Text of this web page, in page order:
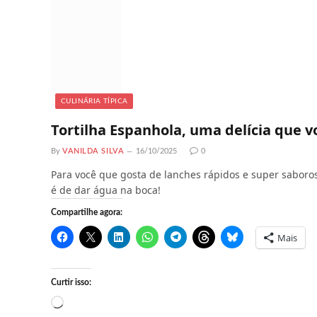
CULINÁRIA TÍPICA
Tortilha Espanhola, uma delícia que
By VANILDA SILVA 16/10/2025 0
Para você que gosta de lanches rápidos e super
é de dar água na boca!
Compartilhe agora:
Mais
Curtir isso:
C